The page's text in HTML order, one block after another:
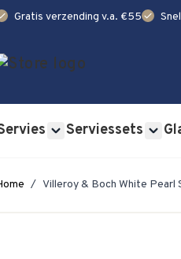
Gratis verzending v.a. €55check
Serviessets
/ Villeroy & Boch White